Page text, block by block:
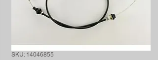
SKU: 14046855